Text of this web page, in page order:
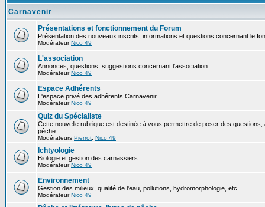
Carnavenir
Présentations et fonctionnement du Forum
Présentation des nouveaux inscrits, informations et questions concernant le
ModérateurNico 49
L'association
Annonces, questions, suggestions concernant l'association
ModérateurNico 49
Espace Adhérents
L'espace privé des adhérents Carnavenir
ModérateurNico 49
Quiz du Spécialiste
Cette nouvelle rubrique est destinée à vous permettre de poser des
pêche.
Modérateurs Pierrot Nico 49
Ichtyologie
Biologie et gestion des carnassiers
ModérateurNico 49
Environnement
Gestion des milieux, qualité de l'eau, pollutions, hydromorphologie, etc.
ModérateurNico 49